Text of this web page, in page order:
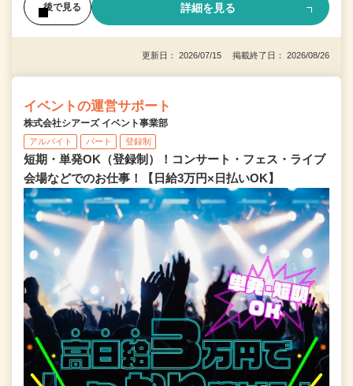
後で見る 詳細を見る
更新日： 2026/07/15 掲載終了日： 2026/08/26
イベントの運営サポート
株式会社シアーズ イベント事業部
アルバイト パート 登録制
短期・単発OK（登録制）！コンサート・フェス・ライブ
会場などでのお仕事！【日給3万円×日払いOK】